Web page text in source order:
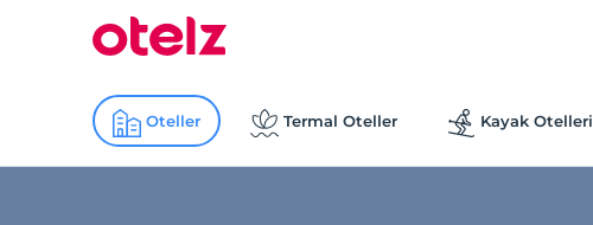
Oteller Termal Oteller Kayak Otelleri